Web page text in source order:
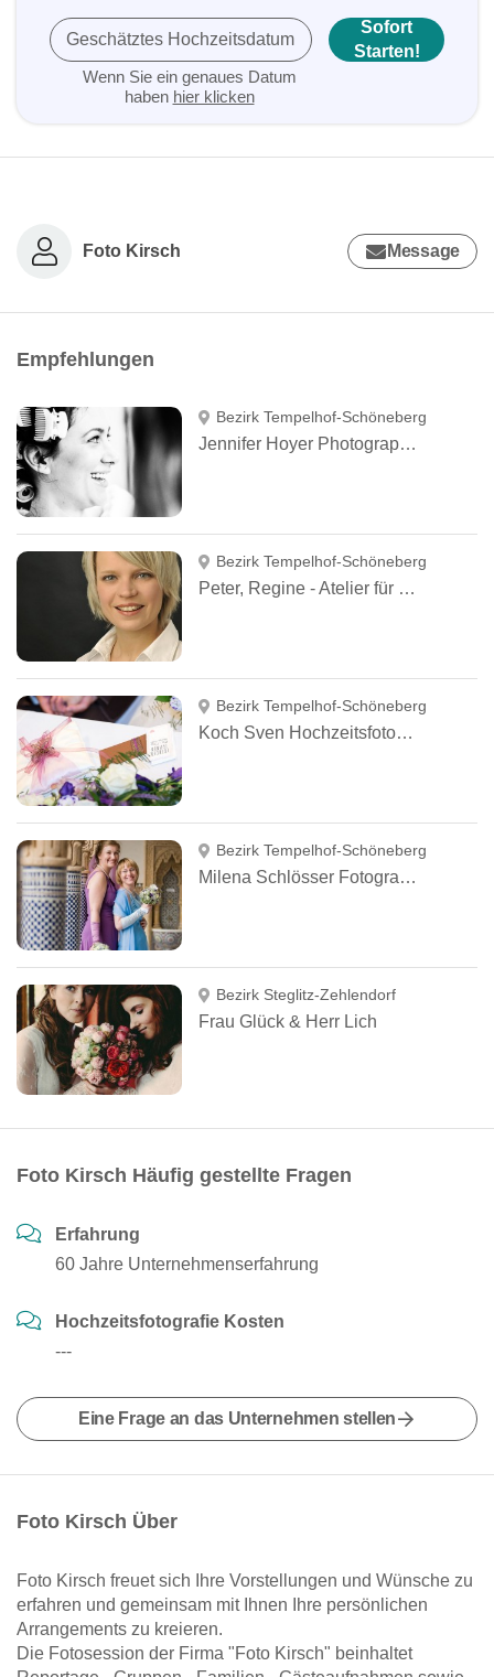
Geschätztes Hochzeitsdatum
Wenn Sie ein genaues Datum
haben hier klicken
Sofort
Starten!
Foto Kirsch Message
Empfehlungen
Bezirk Tempelhof-Schöneberg
Jennifer Hoyer Photography Berlin
Bezirk Tempelhof-Schöneberg
Peter, Regine - Atelier für Fotografie
Bezirk Tempelhof-Schöneberg
Koch Sven Hochzeitsfotograf
Bezirk Tempelhof-Schöneberg
Milena Schlösser Fotografie Berlin
Bezirk Steglitz-Zehlendorf
Frau Glück & Herr Lich
Foto Kirsch Häufig gestellte Fragen
Erfahrung
60 Jahre Unternehmenserfahrung
Hochzeitsfotografie Kosten
---
Eine Frage an das Unternehmen stellen
Foto Kirsch Über
Foto Kirsch freuet sich Ihre Vorstellungen und Wünsche zu
erfahren und gemeinsam mit Ihnen Ihre persönlichen
Arrangements zu kreieren.
Die Fotosession der Firma "Foto Kirsch" beinhaltet